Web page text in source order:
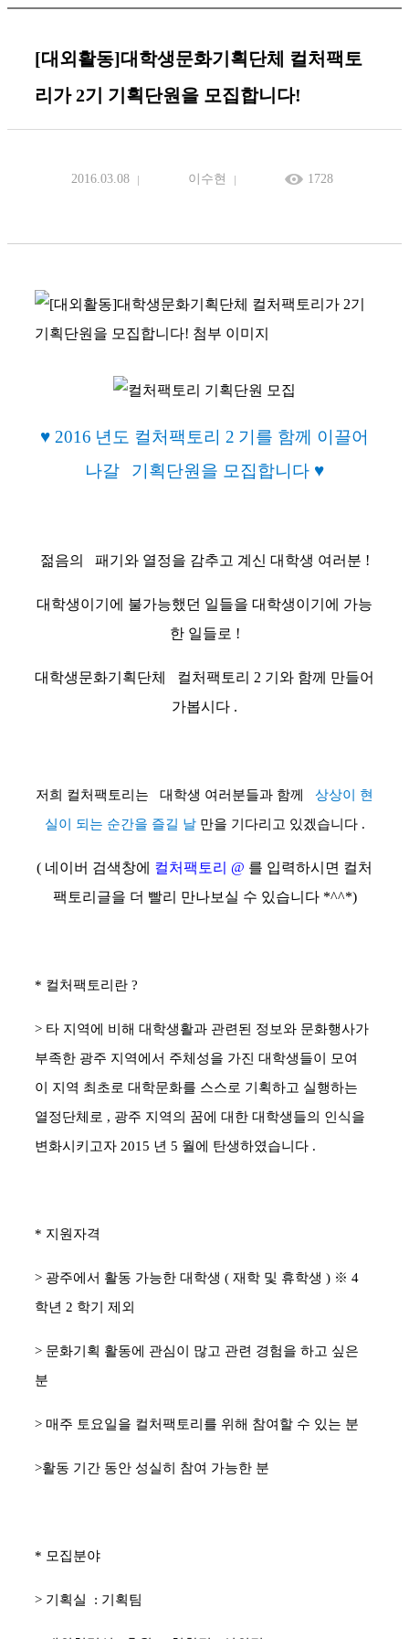
[대외활동]대학생문화기획단체 컬처팩토
리가 2기 기획단원을 모집합니다!
2016.03.08 이수현 1728
♥ 2016 년도 컬처팩토리 2 기를 함께 이끌어
나갈
기획단원을 모집합니다 ♥
젊음의 패기와 열정을 감추고 계신 대학생 여러분 !
대학생이기에 불가능했던 일들을 대학생이기에 가능
한 일들로 !
대학생문화기획단체 컬처팩토리 2 기와 함께 만들어
가봅시다 .
저희 컬처팩토리는 대학생 여러분들과 함께
상상이 현
실이 되는 순간을 즐길 날 만을 기다리고 있겠습니다 .
( 네이버 검색창에 컬처팩토리 @ 를 입력하시면 컬처
팩토리글을 더 빨리 만나보실 수 있습니다 *^^*)
* 컬처팩토리란 ?
> 타 지역에 비해 대학생활과 관련된 정보와 문화행사가
부족한 광주 지역에서 주체성을 가진 대학생들이 모여
이 지역 최초로 대학문화를 스스로 기획하고 실행하는
열정단체로 , 광주 지역의 꿈에 대한 대학생들의 인식을
변화시키고자 2015 년 5 월에 탄생하였습니다 .
* 지원자격
> 광주에서 활동 가능한 대학생 ( 재학 및 휴학생 ) ※ 4
학년 2 학기 제외
> 문화기획 활동에 관심이 많고 관련 경험을 하고 싶은
분
> 매주 토요일을 컬처팩토리를 위해 참여할 수 있는 분
>활동 기간 동안 성실히 참여 가능한 분
* 모집분야
> 기획실 : 기획팀